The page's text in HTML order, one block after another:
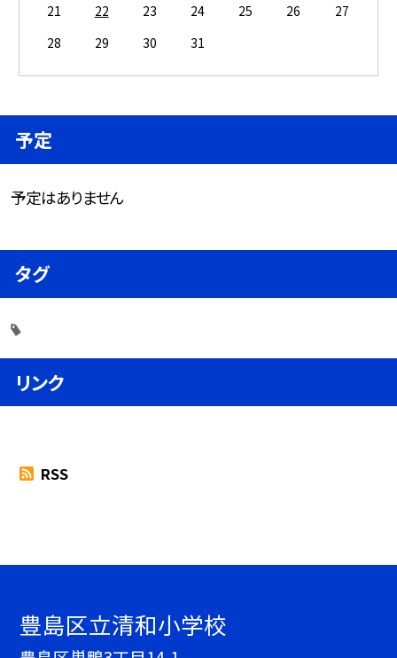
21
22 23 24 25 26
27
28
29 30 31
予定
予定はありません
タグ
リンク
RSS
豊島区立清和小学校